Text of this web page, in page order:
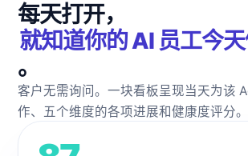
每天打开，
就知道你的 AI 员工今
。
客户无需询问。一块看板呈现当天为该
作、五个维度的各项进展和健康度评分。